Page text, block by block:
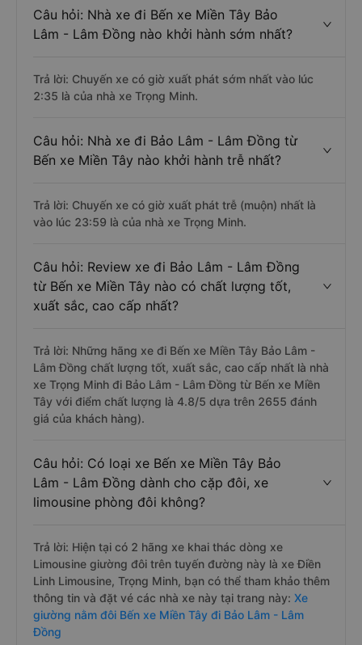
Câu hỏi: Nhà xe đi Bến xe Miền Tây Bảo
Lâm - Lâm Đồng nào khởi hành sớm nhất?
Trả lời: Chuyến xe có giờ xuất phát sớm nhất vào lúc
2:35 là của nhà xe Trọng Minh.
Câu hỏi: Nhà xe đi Bảo Lâm - Lâm Đồng từ
Bến xe Miền Tây nào khởi hành trễ nhất?
Trả lời: Chuyến xe có giờ xuất phát trễ (muộn) nhất là
vào lúc 23:59 là của nhà xe Trọng Minh.
Câu hỏi: Review xe đi Bảo Lâm - Lâm Đồng
từ Bến xe Miền Tây nào có chất lượng tốt,
xuất sắc, cao cấp nhất?
Trả lời: Những hãng xe đi Bến xe Miền Tây Bảo Lâm -
Lâm Đồng chất lượng tốt, xuất sắc, cao cấp nhất là nhà
xe Trọng Minh đi Bảo Lâm - Lâm Đồng từ Bến xe Miền
Tây với điểm chất lượng là 4.8/5 dựa trên 2655 đánh
giá của khách hàng).
Câu hỏi: Có loại xe Bến xe Miền Tây Bảo
Lâm - Lâm Đồng dành cho cặp đôi, xe
limousine phòng đôi không?
Trả lời: Hiện tại có 2 hãng xe khai thác dòng xe
Limousine giường đôi trên tuyến đường này là xe Điền
Linh Limousine, Trọng Minh, bạn có thể tham khảo thêm
thông tin và đặt vé các nhà xe này tại trang này: Xe
giường nằm đôi Bến xe Miền Tây đi Bảo Lâm - Lâm
Đồng